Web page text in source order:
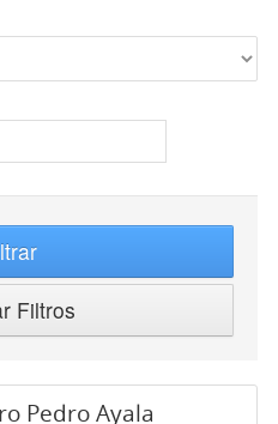
Filtros
Pedro Ayala